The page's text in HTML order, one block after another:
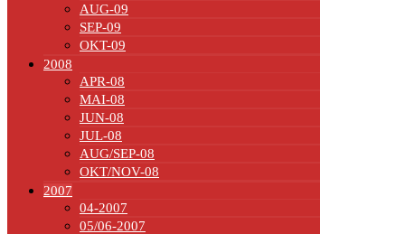
AUG-09
SEP-09
OKT-09
2008
APR-08
MAI-08
JUN-08
JUL-08
AUG/SEP-08
OKT/NOV-08
2007
04-2007
05/06-2007